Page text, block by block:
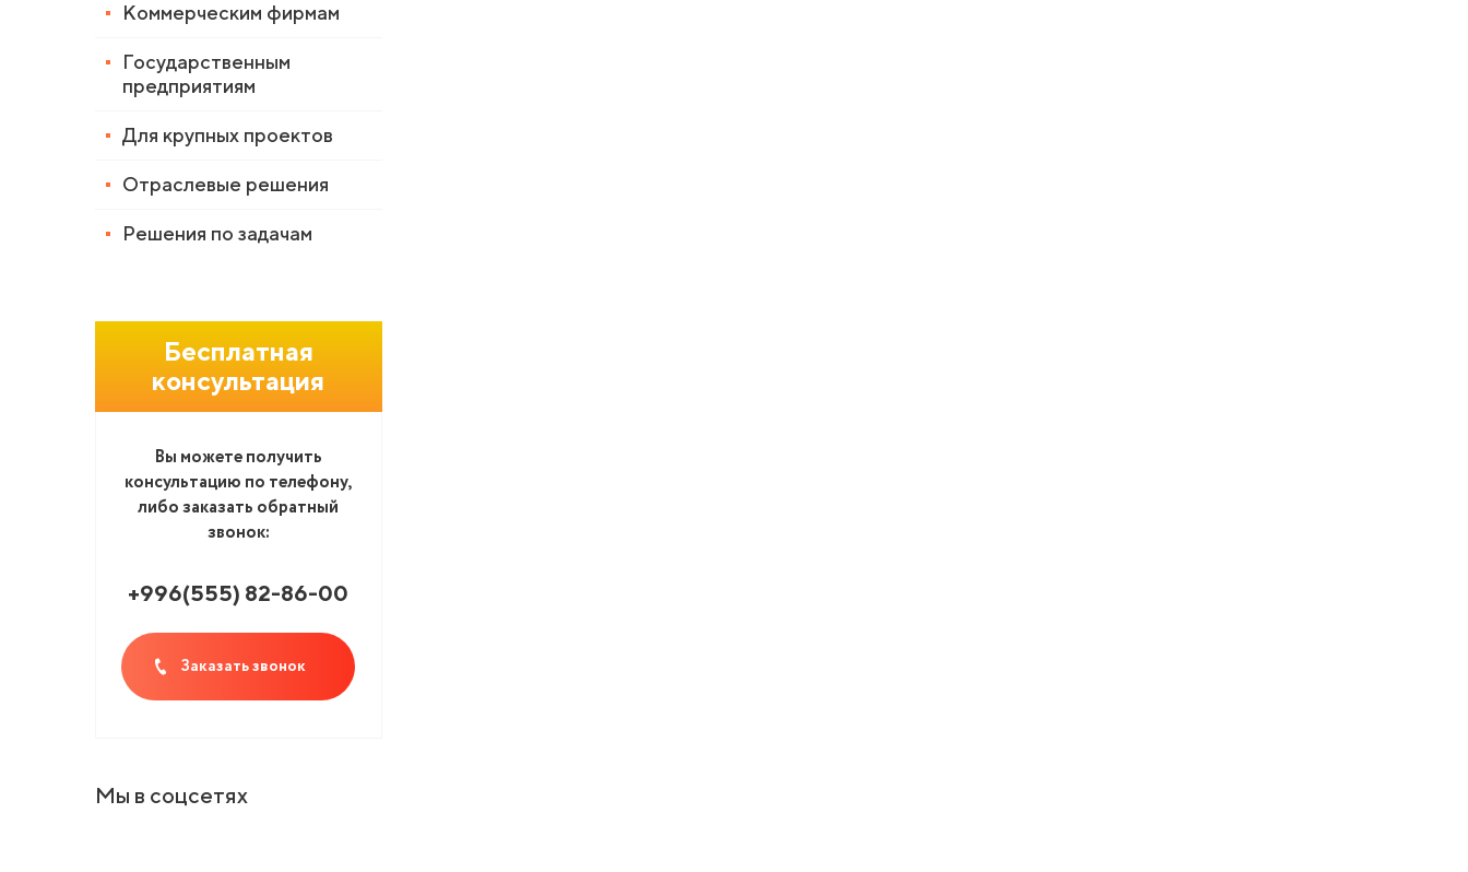
Коммерческим фирмам
Государственным
предприятиям
Для крупных проектов
Отраслевые решения
Решения по задачам
Бесплатная
консультация
Вы можете получить
консультацию по телефону,
либо заказать обратный
звонок:
+996(555) 82-86-00
Заказать звонок
Мы в соцсетях